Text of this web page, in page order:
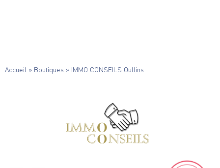
Accueil » Boutiques » IMMO CONSEILS Oullins